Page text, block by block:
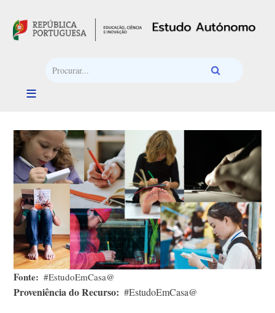
Fonte #EstudoEmCasa@
Proveniência do Recurso #EstudoEmCasa@